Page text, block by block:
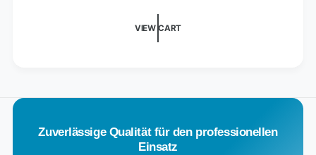
VIEW CART
Zuverlässige Qualität für den professionellen
Einsatz